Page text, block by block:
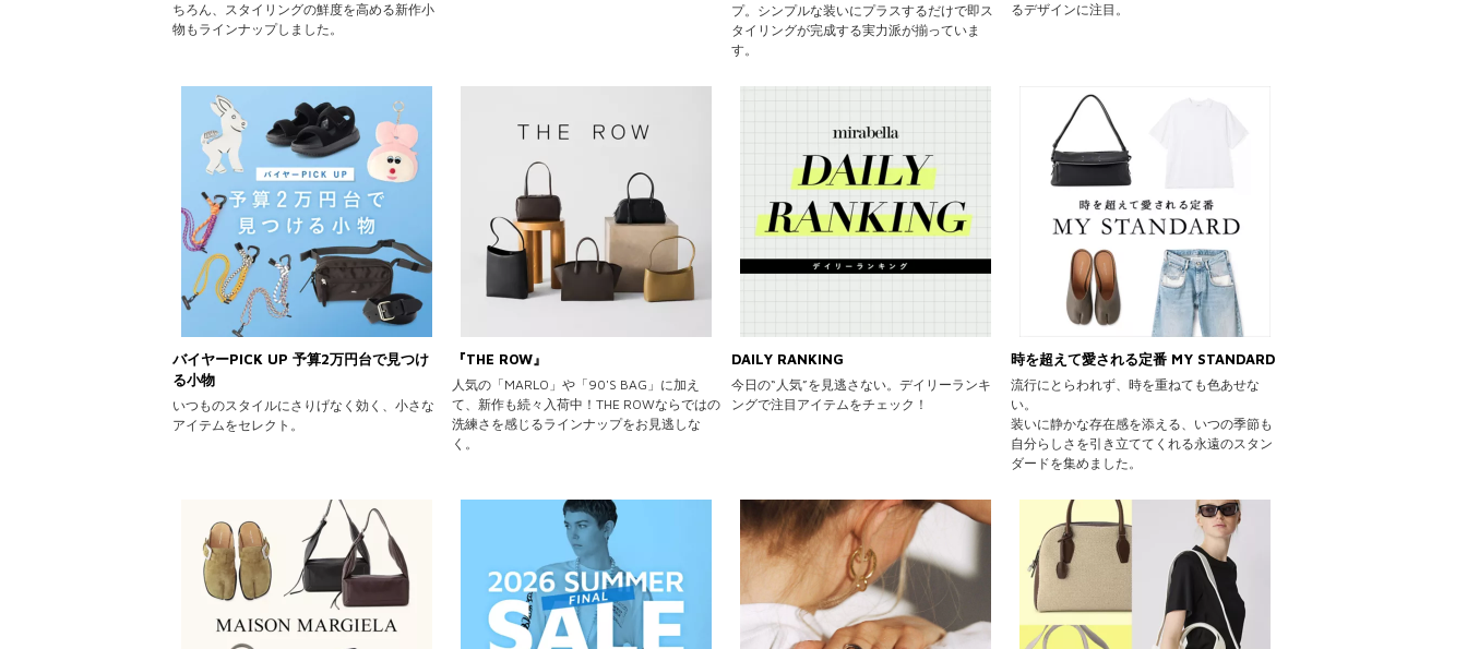
ちろん、スタイリングの鮮度を高める新作小
物もラインナップしました。
プ。シンプルな装いにプラスするだけで即ス
タイリングが完成する実力派が揃っていま
す。
るデザインに注目。
バイヤーPICK UP 予算2万円台で見つけ
る小物
いつものスタイルにさりげなく効く、小さな
アイテムをセレクト。
『THE ROW』
人気の「MARLO」や「90'S BAG」に加え
て、新作も続々入荷中！THE ROWならではの
洗練さを感じるラインナップをお見逃しな
く。
DAILY RANKING
今日の“人気”を見逃さない。デイリーランキ
ングで注目アイテムをチェック！
時を超えて愛される定番 MY STANDARD
流行にとらわれず、時を重ねても色あせな
い。
装いに静かな存在感を添える、いつの季節も
自分らしさを引き立ててくれる永遠のスタン
ダードを集めました。